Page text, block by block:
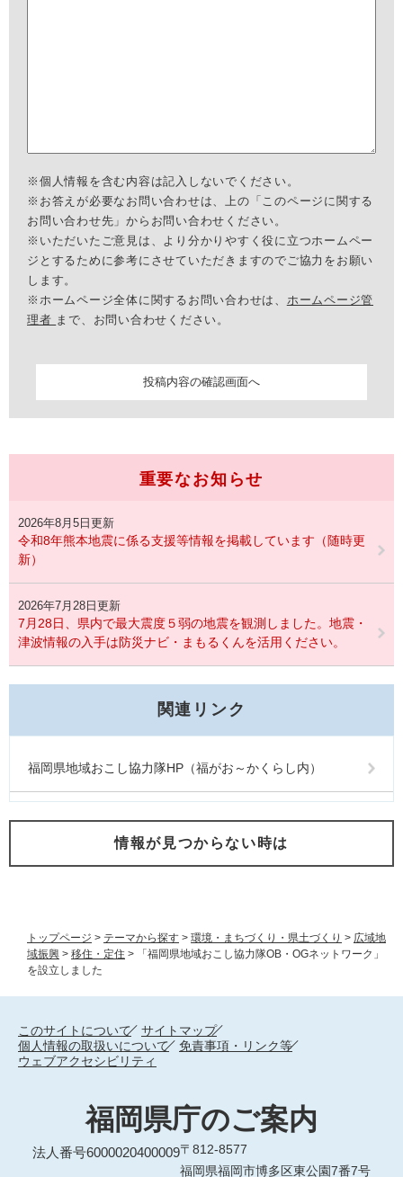
トップページ > テーマから探す > 環境・まちづくり・県土づくり > 広域地
域振興 > 移住・定住 >
「福岡県地域おこし協力隊OB・OGネットワーク」
を設立しました
※個人情報を含む内容は記入しないでください。
※お答えが必要なお問い合わせは、上の「このページに関する
お問い合わせ先」からお問い合わせください。
※いただいたご意見は、より分かりやすく役に立つホームペー
ジとするために参考にさせていただきますのでご協力をお願い
します。
※ホームページ全体に関するお問い合わせは、 ホームページ管
理者 まで、お問い合わせください。
重要なお知らせ
2026年8月5日更新
令和8年熊本地震に係る支援等情報を掲載しています（随時更
新）
2026年7月28日更新
7月28日、県内で最大震度５弱の地震を観測しました。地震・
津波情報の入手は防災ナビ・まもるくんを活用ください。
関連リンク
福岡県地域おこし協力隊HP（福がお～かくらし内）
情報が見つからない時は
このサイトについて
サイトマップ
個人情報の取扱いについて
免責事項・リンク等
ウェブアクセシビリティ
福岡県庁のご案内
法人番号6000020400009〒812-8577
福岡県福岡市博多区東公園7番7号